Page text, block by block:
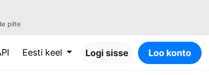
pilte
Eesti keel Logi sisse Loo konto